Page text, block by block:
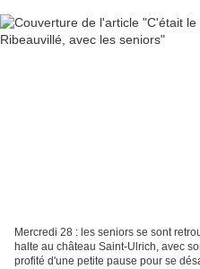
Mercredi 28 : les seniors se sont
halte au château Saint-Ulrich, avec
profité d'une petite pause pour se